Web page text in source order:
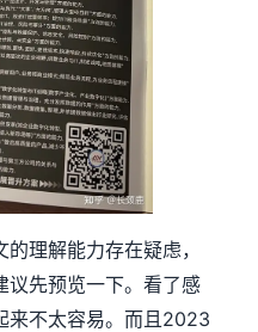
理解能力存在疑虑，
议先预览一下。看了感
来不太容易。而且2023